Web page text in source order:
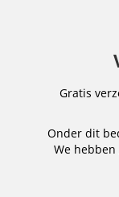
Gratis
Onder dit
We